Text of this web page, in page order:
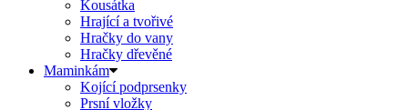
Kousátka
Hrající a tvořivé
Hračky do vany
Hračky dřevěné
Maminkám
Kojící podprsenky
Prsní vložky